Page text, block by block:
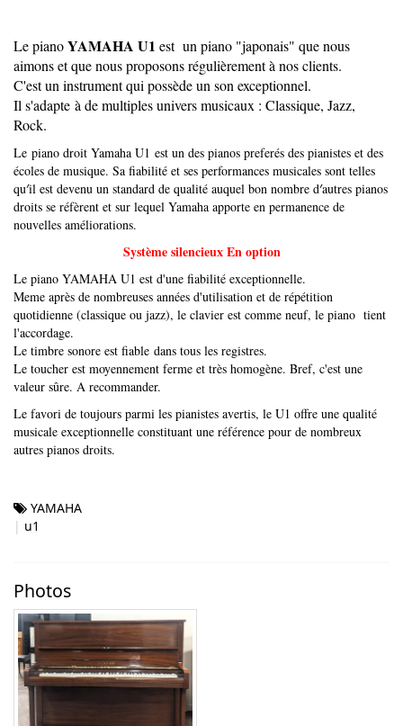
Le pianoYAMAHA U1 est un piano "japonais" que nous
aimons et que nous proposons régulièrement à nos clients.
C'est un instrument qui possède un son exceptionnel.
Il s'adapte à de multiples univers musicaux : Classique, Jazz,
Rock.
Le piano droit Yamaha U1 est un des pianos preferés des pianistes et des
écoles de musique. Sa fiabilité et ses performances musicales sont telles
qu′il est devenu un standard de qualité auquel bon nombre d′autres pianos
droits se réfèrent et sur lequel Yamaha apporte en permanence de
nouvelles améliorations.
Système silencieuxEn option
Le piano YAMAHA U1 est d'une fiabilité exceptionnelle.
Meme après de nombreuses années d'utilisation et de répétition
quotidienne (classique ou jazz), le clavier est comme neuf, le piano tient
l'accordage.
Le timbre sonore est fiable dans tous les registres.
Le toucher est moyennement ferme et très homogène. Bref, c'est une
valeur sûre. A recommander.
Le favori de toujours parmi les pianistes avertis, le U1 offre une qualité
musicale exceptionnelle constituant une référence pour de nombreux
autres pianos droits.
YAMAHA
u1
Photos